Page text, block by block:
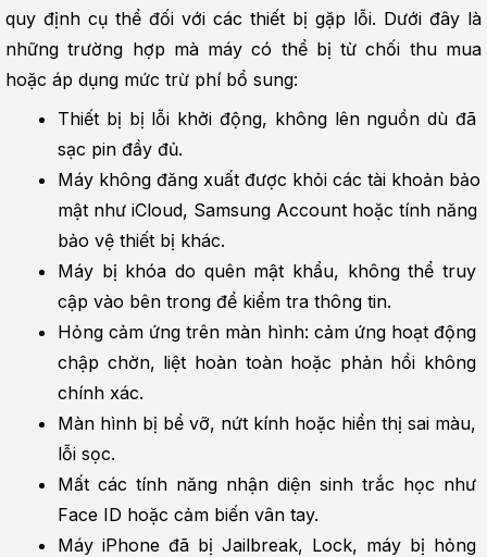
quy định cụ thể đối với các thiết bị gặp lỗi. Dưới đây là
những trường hợp mà máy có thể bị từ chối thu mua
hoặc áp dụng mức trừ phí bổ sung:
Thiết bị bị lỗi khởi động, không lên nguồn dù đã
sạc pin đầy đủ.
Máy không đăng xuất được khỏi các tài khoản bảo
mật như iCloud, Samsung Account hoặc tính năng
bảo vệ thiết bị khác.
Máy bị khóa do quên mật khẩu, không thể truy
cập vào bên trong để kiểm tra thông tin.
Hỏng cảm ứng trên màn hình: cảm ứng hoạt động
chập chờn, liệt hoàn toàn hoặc phản hồi không
chính xác.
Màn hình bị bể vỡ, nứt kính hoặc hiển thị sai màu,
lỗi sọc.
Mất các tính năng nhận diện sinh trắc học như
Face ID hoặc cảm biến vân tay.
Máy iPhone đã bị Jailbreak, Lock, máy bị hỏng